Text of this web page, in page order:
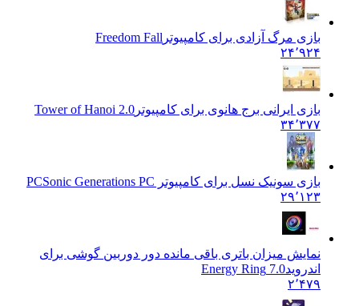
بازی مرگ آزادی برای کامپیوتر Freedom Fall
۲۴٬۹۲۴
بازی ایرانی برج هانوی برای کامپیوتر Tower of Hanoi 2.0
۳۴٬۳۷۷
بازی سونیک نسل برای کامپیوتر PC Sonic Generations PC
۲۹٬۱۲۳
نمایش میزان باتری باقی مانده دور دوربین گوشی برای
اندروید7.0 Energy Ring
۲٬۴۷۹